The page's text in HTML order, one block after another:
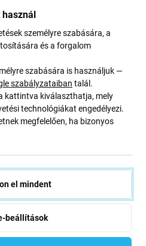
Sunshine
Sunshine SS-T12A -
Mainboard PCB Layered
Heating - Main Station
személyre szabására, a
és a forgalom
szabására is használjuk —
szabályzataiban talál.
kattintva kiválaszthatja, mely
technológiákat engedélyezi.
megfelelően, ha bizonyos
el mindent
beállítások